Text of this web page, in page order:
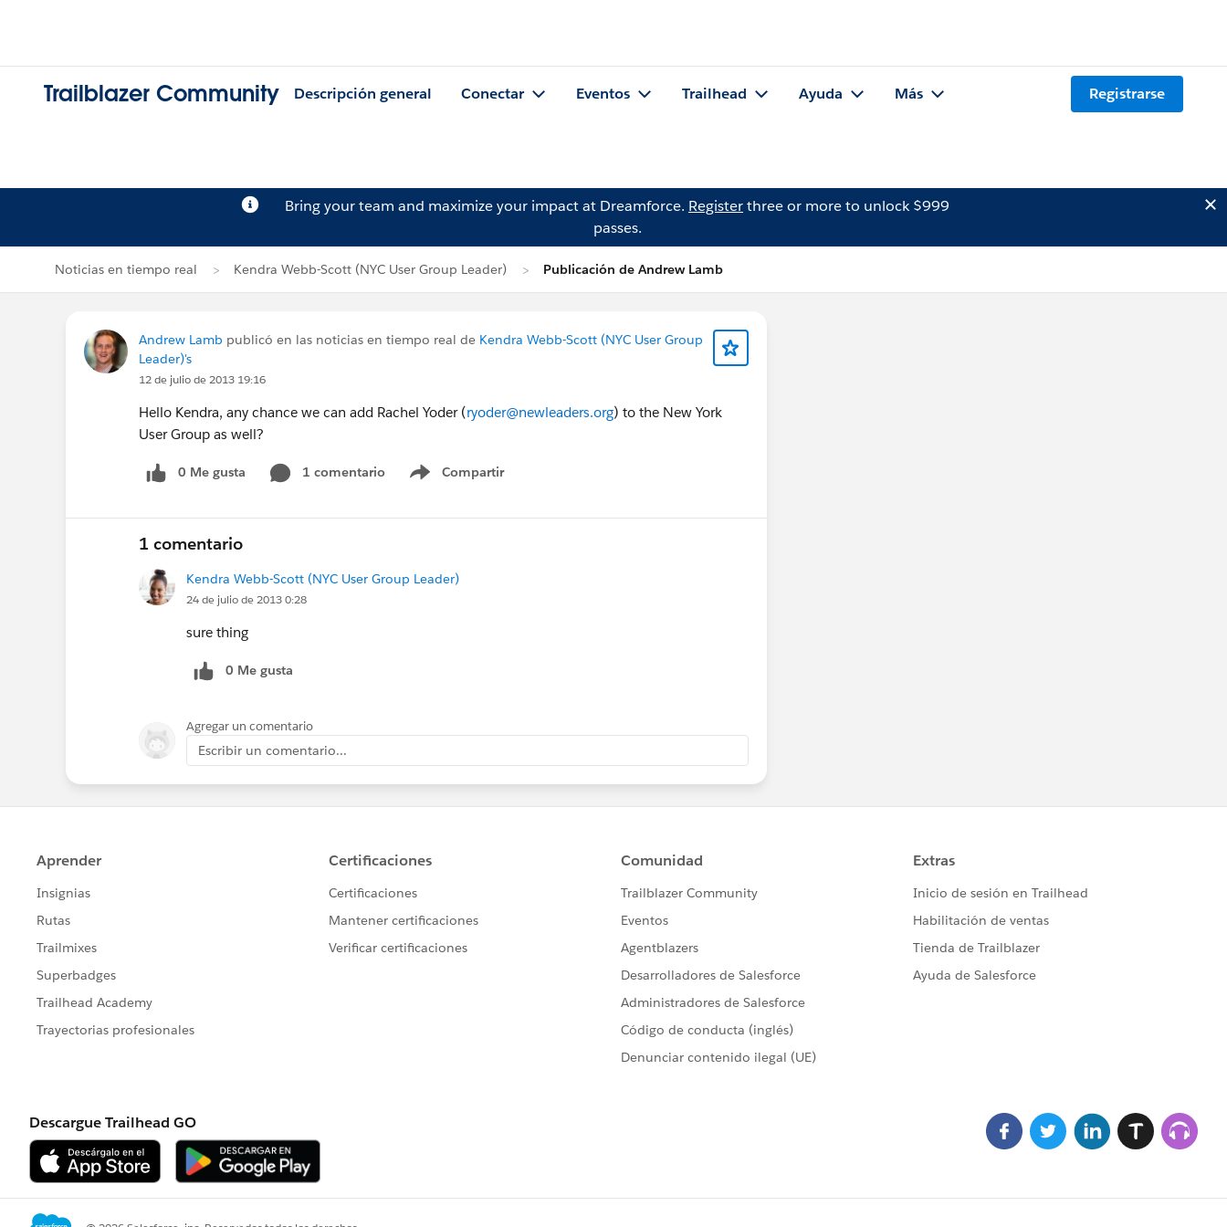
Trailblazer Community Descripción general Conectar Eventos Trailhead Ayuda Más Registrarse
Bring your team and maximize your impact at Dreamforce. Registerthree or more to unlock $999
passes.
Noticias en tiempo real Kendra Webb-Scott (NYC User Group Leader) Publicación de Andrew Lamb
Andrew Lamb publicó en las noticias en tiempo real de Kendra Webb-Scott (NYC User Group
Leader)'s
12 de julio de 2013 19:16
Hello Kendra, any chance we can add Rachel Yoder (ryoder@newleaders.org) to the New York
User Group as well?
0 Me gusta 1 comentario Compartir
Show menu
1 comentario
Kendra Webb-Scott (NYC User Group Leader)
24 de julio de 2013 0:28
sure thing
0 Me gusta
Agregar un comentario
Escribir un comentario...